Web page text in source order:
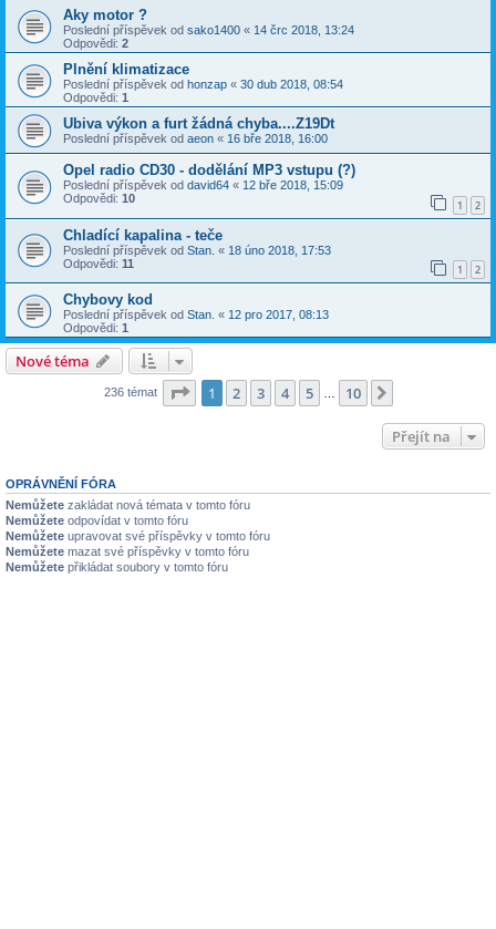
Aky motor ?
Poslední příspěvek od sako1400 « 14 črc 2018, 13:24
Odpovědi: 2
Plnění klimatizace
Poslední příspěvek od honzap « 30 dub 2018, 08:54
Odpovědi: 1
Ubiva výkon a furt žádná chyba....Z19Dt
Poslední příspěvek od aeon « 16 bře 2018, 16:00
Opel radio CD30 - dodělání MP3 vstupu (?)
Poslední příspěvek od david64 « 12 bře 2018, 15:09
Odpovědi: 10 1 2
Chladící kapalina - teče
Poslední příspěvek od Stan. « 18 úno 2018, 17:53
Odpovědi: 11 1 2
Chybovy kod
Poslední příspěvek od Stan. « 12 pro 2017, 08:13
Odpovědi: 1
Nové téma
236 témat Stránka z 10
1 2 3 4 5 … 10
Přejít na
OPRÁVNĚNÍ FÓRA
Nemůžete zakládat nová témata v tomto fóru
Nemůžete odpovídat v tomto fóru
Nemůžete upravovat své příspěvky v tomto fóru
Nemůžete mazat své příspěvky v tomto fóru
Nemůžete přikládat soubory v tomto fóru